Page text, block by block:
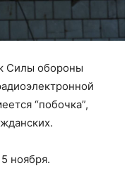
Силы обороны
“побочка”,
ноября.